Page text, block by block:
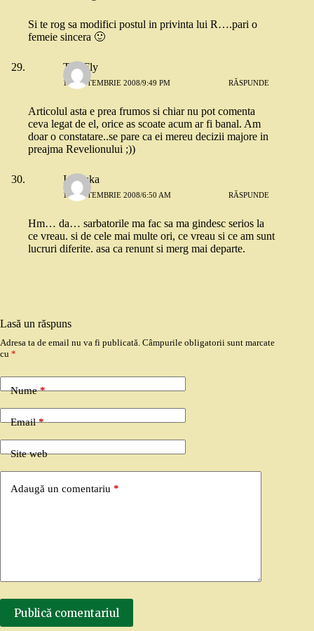
Si te rog sa modifici postul in privinta lui R….pari o
femeie sincera 🙂
The Fly
15 SEPTEMBRIE 2008/9:49 PM RĂSPUNDE
Articolul asta e prea frumos si chiar nu pot comenta
ceva legat de el, orice as scoate acum ar fi banal. Am
doar o constatare..se pare ca ei mereu decizii majore in
preajma Revelionului ;))
Ionouka
16 SEPTEMBRIE 2008/6:50 AM RĂSPUNDE
Hm… da… sarbatorile ma fac sa ma gindesc serios la
ce vreau. si de cele mai multe ori, ce vreau si ce am sunt
lucruri diferite. asa ca renunt si merg mai departe.
Lasă un răspuns
Adresa ta de email nu va fi publicată. Câmpurile obligatorii sunt marcate
cu *
Nume*
Email*
Site web
Adaugă un comentariu *
Publică comentariul